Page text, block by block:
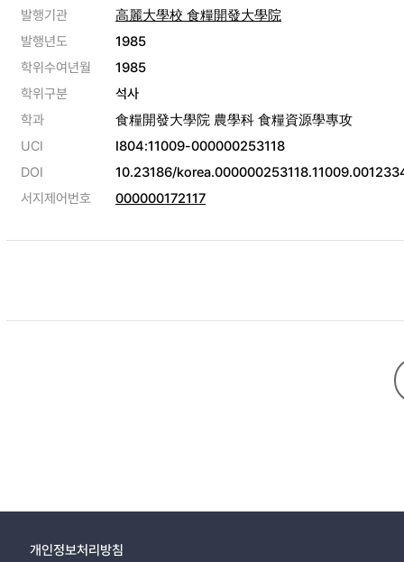
발행기관
高麗大學校 食糧開發大學院
발행년도
1985
학위수여년월
1985
학위구분
석사
학과
食糧開發大學院 農學科 食糧資源學專攻
UCI
I804:11009-000000253118
DOI
10.23186/
서지제어번호
000000172117
개인정보처리방침